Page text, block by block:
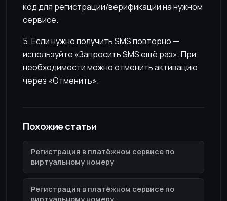
код для регистрации/верификации на нужном
сервисе.
5. Если нужно получить SMS повторно —
используйте «Запросить SMS ещё раз». При
необходимости можно отменить активацию
через «Отменить».
Похожие статьи
Регистрация в платёжном сервисе по
виртуальному номеру
Регистрация в платёжном сервисе по